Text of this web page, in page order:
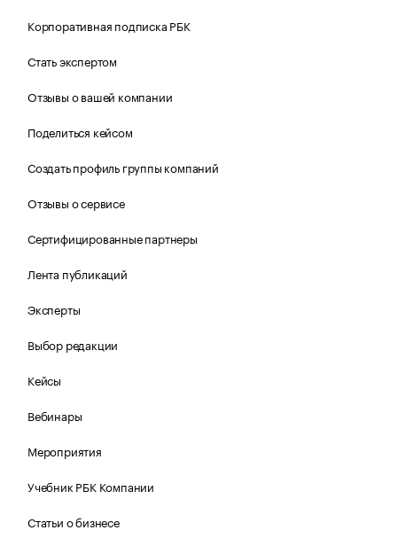
Корпоративная подписка РБК
Стать экспертом
Отзывы о вашей компании
Поделиться кейсом
Создать профиль группы компаний
Отзывы о сервисе
Сертифицированные партнеры
Лента публикаций
Эксперты
Выбор редакции
Кейсы
Вебинары
Мероприятия
Учебник РБК Компании
Статьи о бизнесе